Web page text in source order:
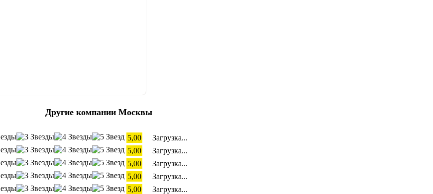
Другие компании Москвы
5,00
Загрузка...
5,00
Загрузка...
5,00
Загрузка...
5,00
Загрузка...
5,00
Загрузка...